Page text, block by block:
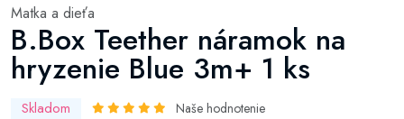
Matka a dieťa
B.Box Teether náramok na
hryzenie Blue 3m+ 1 ks
Skladom Naše hodnotenie